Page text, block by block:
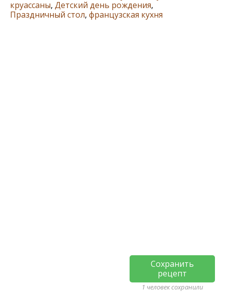
круассаны, Детский день рождения,
Праздничный стол, французская кухня
Сохранить
рецепт
1 человек сохранили